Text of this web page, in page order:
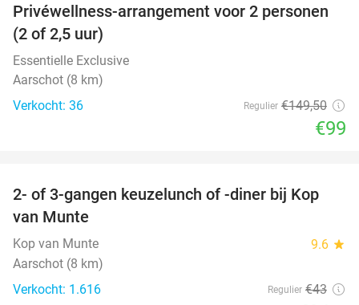
34%
Privéwellness-arrangement voor 2 personen
(2 of 2,5 uur)
Essentielle Exclusive
Aarschot (8 km)
Verkocht: 36
Regulier €149,50
€99
43%
2- of 3-gangen keuzelunch of -diner bij Kop
van Munte
Kop van Munte 9.6 star
Aarschot (8 km)
Verkocht: 1.616
Regulier €43